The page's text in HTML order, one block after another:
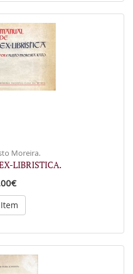
Moreira.
LIBRISTICA.